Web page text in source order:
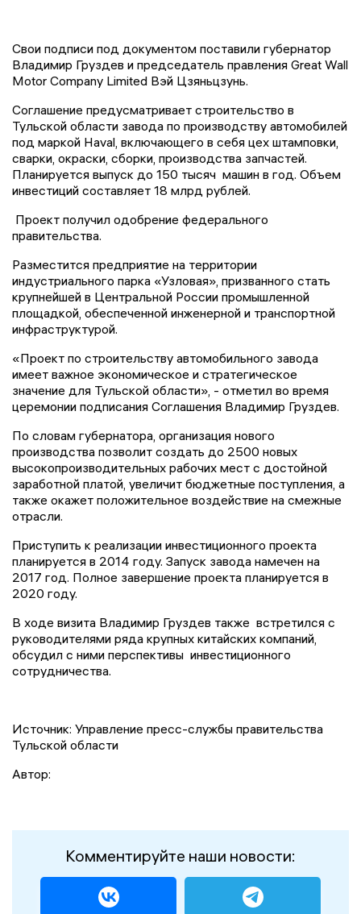
Свои подписи под документом поставили губернатор
Владимир Груздев и председатель правления Great Wall
Motor Company Limited Вэй Цзяньцзунь.
Соглашение предусматривает строительство в
Тульской области завода по производству автомобилей
под маркой Haval, включающего в себя цех штамповки,
сварки, окраски, сборки, производства запчастей.
Планируется выпуск до 150 тысяч машин в год. Объем
инвестиций составляет 18 млрд рублей.
Проект получил одобрение федерального
правительства.
Разместится предприятие на территории
индустриального парка «Узловая», призванного стать
крупнейшей в Центральной России промышленной
площадкой, обеспеченной инженерной и транспортной
инфраструктурой.
«Проект по строительству автомобильного завода
имеет важное экономическое и стратегическое
значение для Тульской области», - отметил во время
церемонии подписания Соглашения Владимир Груздев.
По словам губернатора, организация нового
производства позволит создать до 2500 новых
высокопроизводительных рабочих мест с достойной
заработной платой, увеличит бюджетные поступления, а
также окажет положительное воздействие на смежные
отрасли.
Приступить к реализации инвестиционного проекта
планируется в 2014 году. Запуск завода намечен на
2017 год. Полное завершение проекта планируется в
2020 году.
В ходе визита Владимир Груздев также встретился с
руководителями ряда крупных китайских компаний,
обсудил с ними перспективы инвестиционного
сотрудничества.
Источник: Управление пресс-службы правительства
Тульской области
Автор:
Комментируйте наши новости: